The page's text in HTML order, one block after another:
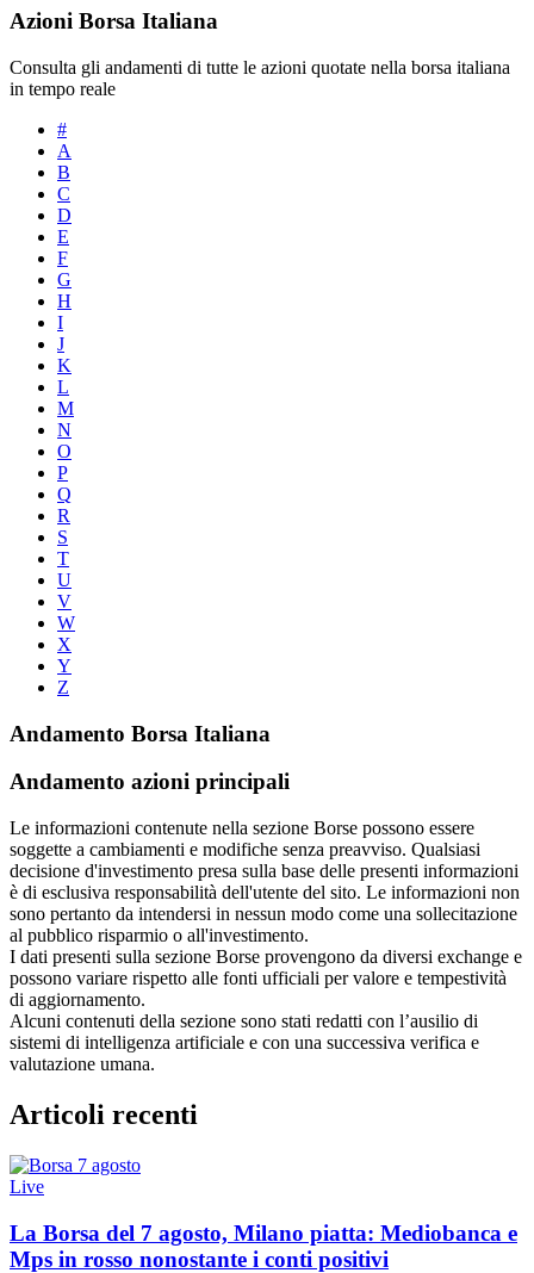
Azioni Borsa Italiana
Consulta gli andamenti di tutte le azioni quotate nella borsa italiana
in tempo reale
#
A
B
C
D
E
F
G
H
I
J
K
L
M
N
O
P
Q
R
S
T
U
V
W
X
Y
Z
Andamento Borsa Italiana
Andamento azioni principali
Le informazioni contenute nella sezione Borse possono essere
soggette a cambiamenti e modifiche senza preavviso. Qualsiasi
decisione d'investimento presa sulla base delle presenti informazioni
è di esclusiva responsabilità dell'utente del sito. Le informazioni non
sono pertanto da intendersi in nessun modo come una sollecitazione
al pubblico risparmio o all'investimento.
I dati presenti sulla sezione Borse provengono da diversi exchange e
possono variare rispetto alle fonti ufficiali per valore e tempestività
di aggiornamento.
Alcuni contenuti della sezione sono stati redatti con l’ausilio di
sistemi di intelligenza artificiale e con una successiva verifica e
valutazione umana.
Articoli recenti
Live
La Borsa del 7 agosto, Milano piatta: Mediobanca e
Mps in rosso nonostante i conti positivi